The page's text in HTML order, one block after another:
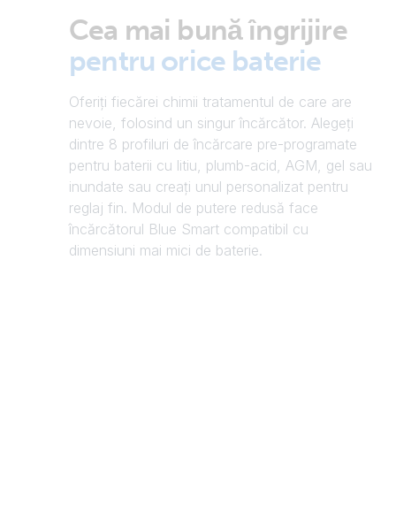
Cea mai bună îngrijire
pentru orice baterie
Oferiți fiecărei chimii tratamentul de care are
nevoie, folosind un singur încărcător. Alegeți
dintre 8 profiluri de încărcare pre-programate
pentru baterii cu litiu, plumb-acid, AGM, gel sau
inundate sau creați unul personalizat pentru
reglaj fin. Modul de putere redusă face
încărcătorul Blue Smart compatibil cu
dimensiuni mai mici de baterie.